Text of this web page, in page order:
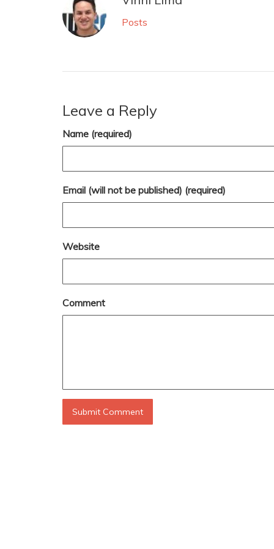
Posts
Leave a Reply
Name (required)
Email (will not be published) (required)
Website
Comment